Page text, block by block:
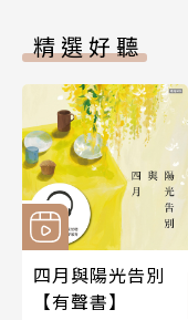
精選好聽
四月與陽光告別
【有聲書】